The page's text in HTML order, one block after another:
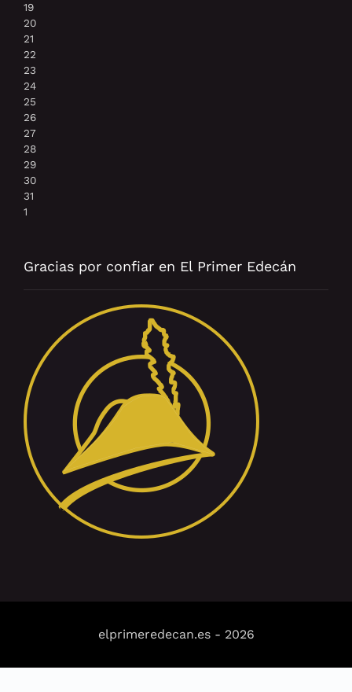
19
20
21
22
23
24
25
26
27
28
29
30
31
1
Gracias por confiar en El Primer Edecán
elprimeredecan.es- 2026